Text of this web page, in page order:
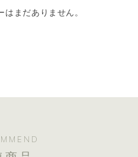
はまだありません。